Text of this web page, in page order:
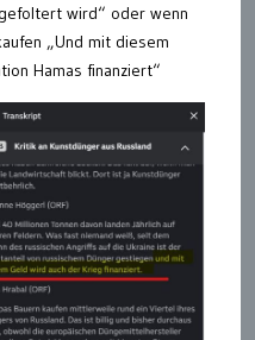
wird“ oder wenn
„Und mit diesem
Hamas finanziert“